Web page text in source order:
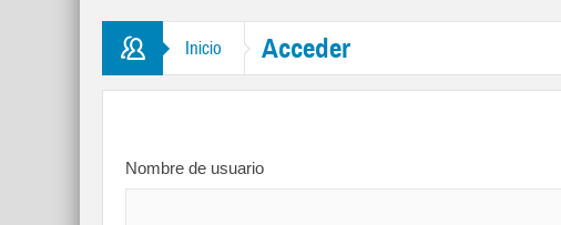
Inicio Acceder
Nombre de usuario